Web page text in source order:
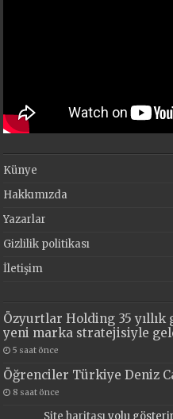
Künye
Hakkımızda
Yazarlar
Gizlilik politikası
İletişim
Özyurtlar Holding 35
yeni marka stratejisiyle
5 saat önce
Öğrenciler Türkiye Deniz
8 saat önce